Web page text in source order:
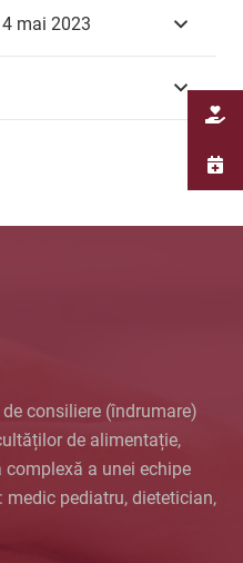
mai 2023
consiliere (îndrumare)
de alimentație,
complexă a unei echipe
pediatru, dietetician,